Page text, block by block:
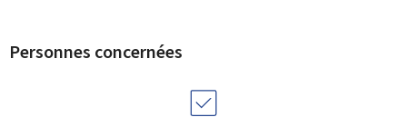
Personnes concernées